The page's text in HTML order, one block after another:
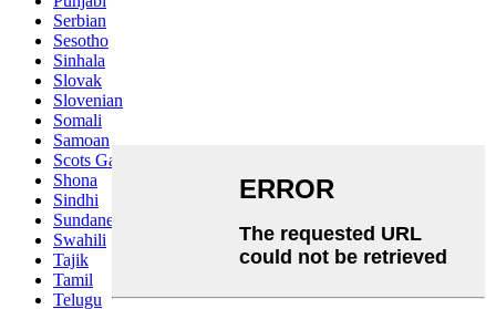
Serbian
Sesotho
Sinhala
Slovak
Slovenian
Somali
Samoan
Scots Gaelic
Shona
Sindhi
Sundanese
Swahili
Tajik
Tamil
Telugu